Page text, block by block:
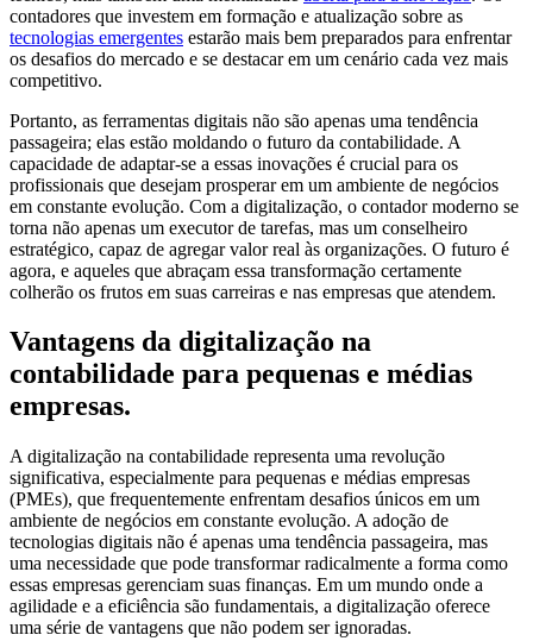
contadores que investem em formação e atualização sobre as
tecnologias emergentes estarão mais bem preparados para enfrentar
os desafios do mercado e se destacar em um cenário cada vez mais
competitivo.
Portanto, as ferramentas digitais não são apenas uma tendência
passageira; elas estão moldando o futuro da contabilidade. A
capacidade de adaptar-se a essas inovações é crucial para os
profissionais que desejam prosperar em um ambiente de negócios
em constante evolução. Com a digitalização, o contador moderno se
torna não apenas um executor de tarefas, mas um conselheiro
estratégico, capaz de agregar valor real às organizações. O futuro é
agora, e aqueles que abraçam essa transformação certamente
colherão os frutos em suas carreiras e nas empresas que atendem.
Vantagens da digitalização na
contabilidade para pequenas e médias
empresas.
A digitalização na contabilidade representa uma revolução
significativa, especialmente para pequenas e médias empresas
(PMEs), que frequentemente enfrentam desafios únicos em um
ambiente de negócios em constante evolução. A adoção de
tecnologias digitais não é apenas uma tendência passageira, mas
uma necessidade que pode transformar radicalmente a forma como
essas empresas gerenciam suas finanças. Em um mundo onde a
agilidade e a eficiência são fundamentais, a digitalização oferece
uma série de vantagens que não podem ser ignoradas.